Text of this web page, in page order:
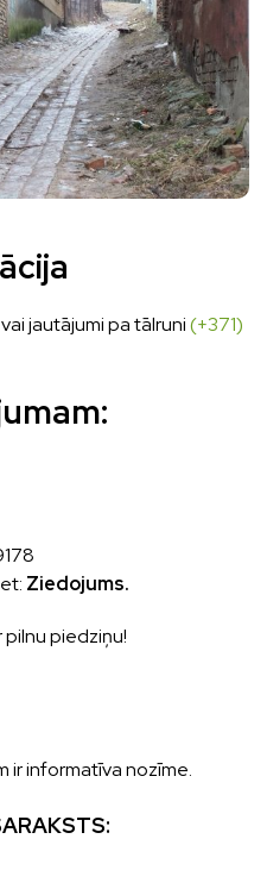
jautājumi pa tālruni(+371)
Ziedojums.
pilnu piedziņu!
ir informatīva nozīme.